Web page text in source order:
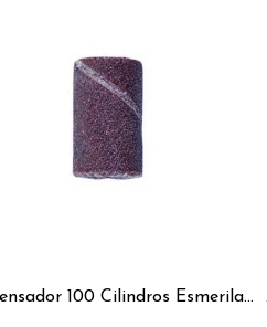
Dispensador 100 Cilindros Esmeriladores Gruesos 80